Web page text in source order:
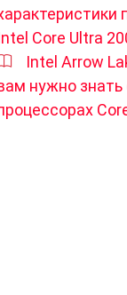
Core Ultra
Intel Arrow
нужно знать